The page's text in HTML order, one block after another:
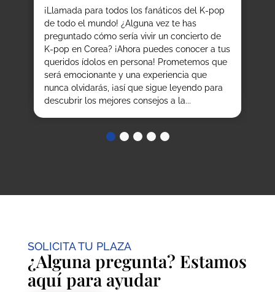
¡Llamada para todos los fanáticos del K-pop
de todo el mundo! ¿Alguna vez te has
preguntado cómo sería vivir un concierto de
K-pop en Corea? ¡Ahora puedes conocer a tus
queridos ídolos en persona! Prometemos que
será emocionante y una experiencia que
nunca olvidarás, ¡así que sigue leyendo para
descubrir los mejores consejos a la...
SOLICITA TU PLAZA
¿Alguna pregunta? Estamos
aquí para ayudar